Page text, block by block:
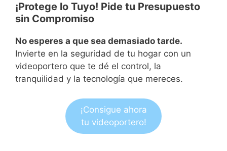
¡Protege lo Tuyo! Pide tu Presupuesto
sin Compromiso
No esperes a que sea demasiado tarde.
Invierte en la seguridad de tu hogar con un
videoportero que te dé el control, la
tranquilidad y la tecnología que mereces.
¡Consigue ahora
tu videoportero!